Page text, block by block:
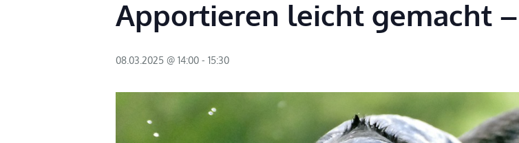
Apportieren leicht gemacht –
08.03.2025 @ 14:00 - 15:30